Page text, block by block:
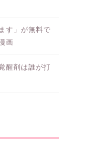
す」が無料で
画
醒剤は誰が打